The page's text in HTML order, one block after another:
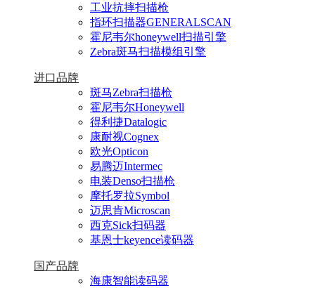
工业抗摔扫描枪
指环扫描器GENERALSCAN
霍尼韦尔honeywell扫描引擎
Zebra斑马扫描模组引擎
进口品牌
斑马Zebra扫描枪
霍尼韦尔Honeywell
得利捷Datalogic
康耐视Cognex
欧光Opticon
易腾迈Intermec
电装Denso扫描枪
摩托罗拉Symbol
迈思肯Microscan
西克Sick扫码器
基恩士keyence读码器
国产品牌
海康智能读码器